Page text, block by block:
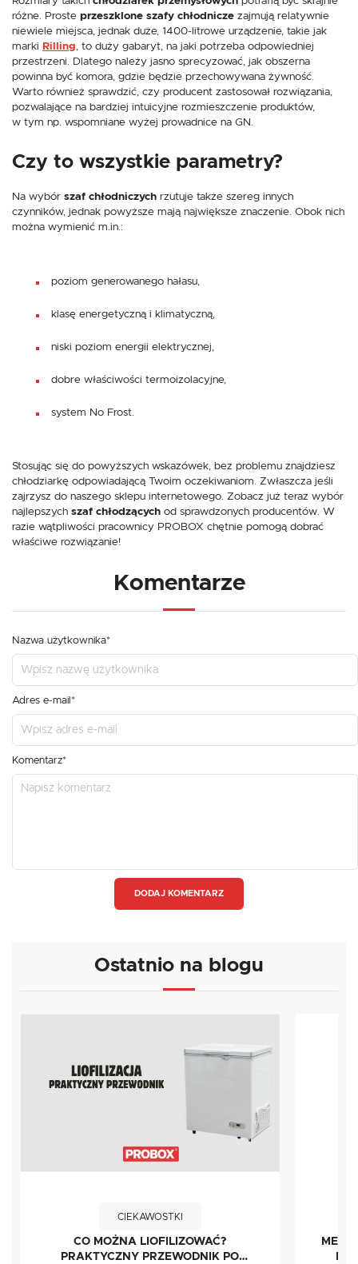
różne. Proste przeszklone szafy chłodnicze zajmują relatywnie
niewiele miejsca, jednak duże, 1400-litrowe urządzenie, takie jak
marki Rilling, to duży gabaryt, na jaki potrzeba odpowiedniej
przestrzeni. Dlatego należy jasno sprecyzować, jak obszerna
powinna być komora, gdzie będzie przechowywana żywność.
Warto również sprawdzić, czy producent zastosował rozwiązania,
pozwalające na bardziej intuicyjne rozmieszczenie produktów,
w tym np. wspomniane wyżej prowadnice na GN.
Czy to wszystkie parametry?
Na wybór szaf chłodniczych rzutuje także szereg innych
czynników, jednak powyższe mają największe znaczenie. Obok nich
można wymienić m.in.:
poziom generowanego hałasu,
klasę energetyczną i klimatyczną,
niski poziom energii elektrycznej,
dobre właściwości termoizolacyjne,
system No Frost.
Stosując się do powyższych wskazówek, bez problemu znajdziesz
chłodziarkę odpowiadającą Twoim oczekiwaniom. Zwłaszcza jeśli
zajrzysz do naszego sklepu internetowego. Zobacz już teraz wybór
najlepszych szaf chłodzących od sprawdzonych producentów. W
razie wątpliwości pracownicy PROBOX chętnie pomogą dobrać
właściwe rozwiązanie!
Komentarze
Nazwa użytkownika*
Adres e-mail*
Komentarz*
DODAJ KOMENTARZ
Ostatnio na blogu
CIEKAWOSTKI
CO MOŻNA LIOFILIZOWAĆ?
PRAKTYCZNY PRZEWODNIK PO